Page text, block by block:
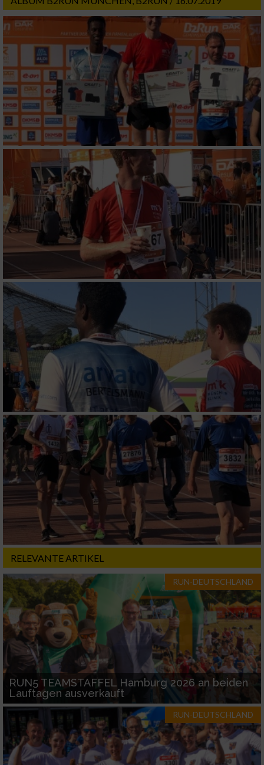
RELEVANTE ARTIKEL
RUN-DEUTSCHLAND
RUN5 TEAMSTAFFEL Hamburg 2026 an beiden
Lauftagen ausverkauft
RUN-DEUTSCHLAND